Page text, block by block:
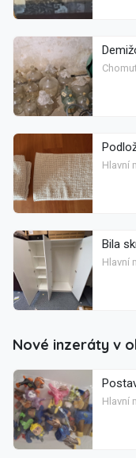
Hlavní
Bila
Hlavní
Nové inzeráty v
Hlavní